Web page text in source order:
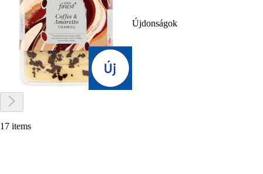
Újdonságok
17 items